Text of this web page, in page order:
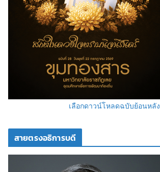
เลือกดาวน์โหลดฉบับย้อนหลัง
สายตรงอธิการบดี